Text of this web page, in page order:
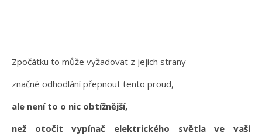
Zpočátku to může vyžadovat z jejich strany
značné odhodlání přepnout tento proud,
ale není to o nic obtížnější,
než otočit vypínač elektrického světla ve vaší